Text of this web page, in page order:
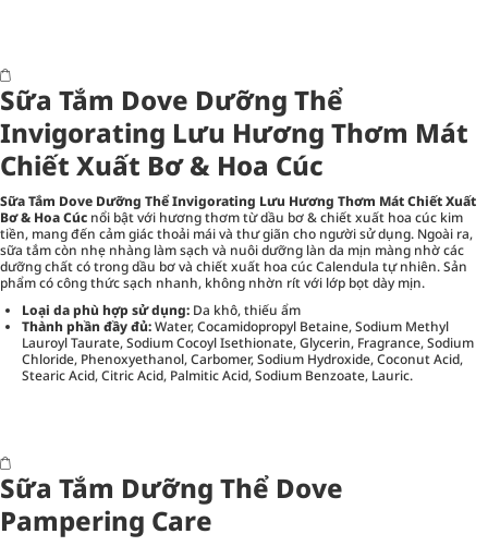
Sữa Tắm Dove Dưỡng Thể
Invigorating Lưu Hương Thơm Mát
Chiết Xuất Bơ & Hoa Cúc
Sữa Tắm Dove Dưỡng Thể Invigorating Lưu Hương Thơm Mát Chiết Xuất
Bơ & Hoa Cúc nổi bật với hương thơm từ dầu bơ & chiết xuất hoa cúc kim
tiền, mang đến cảm giác thoải mái và thư giãn cho người sử dụng. Ngoài ra,
sữa tắm còn nhẹ nhàng làm sạch và nuôi dưỡng làn da mịn màng nhờ các
dưỡng chất có trong dầu bơ và chiết xuất hoa cúc Calendula tự nhiên. Sản
phẩm có công thức sạch nhanh, không nhờn rít với lớp bọt dày mịn.
Loại da phù hợp sử dụng: Da khô, thiếu ẩm
Thành phần đầy đủ:Water, Cocamidopropyl Betaine, Sodium Methyl
Lauroyl Taurate, Sodium Cocoyl Isethionate, Glycerin, Fragrance, Sodium
Chloride, Phenoxyethanol, Carbomer, Sodium Hydroxide, Coconut Acid,
Stearic Acid, Citric Acid, Palmitic Acid, Sodium Benzoate, Lauric.
Sữa Tắm Dưỡng Thể Dove
Pampering Care